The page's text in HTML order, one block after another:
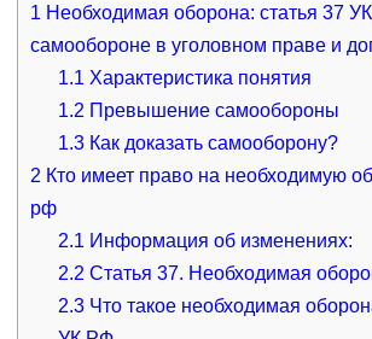
1 Необходимая оборона: статья 37
самообороне в уголовном праве и
1.1 Характеристика понятия
1.2 Превышение самообороны
1.3 Как доказать самооборону?
2 Кто имеет право на необходимую
рф
2.1 Информация об изменениях:
2.2 Статья 37. Необходимая
2.3 Что такое необходимая